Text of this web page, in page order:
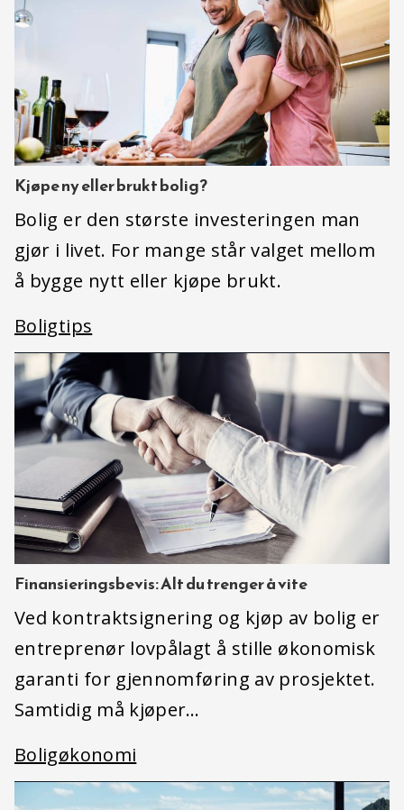
Kjøpe ny eller brukt bolig?
Bolig er den største investeringen man
gjør i livet. For mange står valget mellom
å bygge nytt eller kjøpe brukt.
Boligtips
Finansieringsbevis: Alt du trenger å vite
Ved kontraktsignering og kjøp av bolig er
entreprenør lovpålagt å stille økonomisk
garanti for gjennomføring av prosjektet.
Samtidig må kjøper…
Boligøkonomi